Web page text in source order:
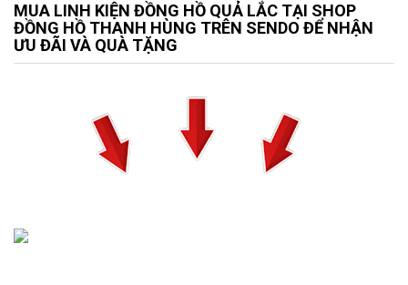
MUA LINH KIỆN ĐỒNG HỒ QUẢ LẮC TẠI SHOP
ĐỒNG HỒ THANH HÙNG TRÊN SENDO ĐỂ NHẬN
ƯU ĐÃI VÀ QUÀ TẶNG